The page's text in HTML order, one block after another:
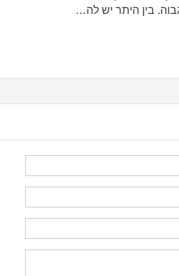
בין היתר יש לה…